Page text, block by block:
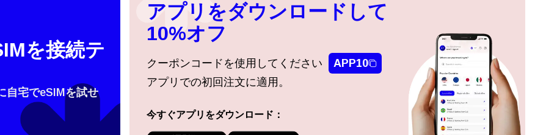
I get my eSim?
を接続テ
自宅でeSIMを試せ
アプリをダウンロードして
10%オフ
クーポンコードを使用してください
APP10
アプリでの初回注文に適用。
今すぐアプリをダウンロード：
ログインまたは登録